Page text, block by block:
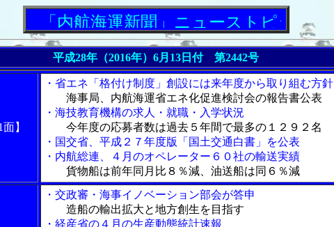
「内航海運新聞」ニューストピックス
平成28年（2016年）6月13日付 第2442号
】
・省エネ「格付け制度」創設には来年度から取り組む方針
海事局、内航海運省エネ化促進検討会の報告書公表
・海技教育機構の求人・就職・入学状況
今年度の応募者数は過去５年間で最多の１２９２名
・国交省、平成２７年度版「国土交通白書」を公表
・内航総連、４月のオペレーター６０社の輸送実績
貨物船は前年同月比８％減、油送船は同６％減
・交政審・海事イノベーション部会が答申
造船の輸出拡大と地方創生を目指す
・経産省の４月の生産動態統計速報